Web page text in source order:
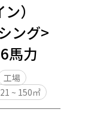
）
ング>
馬力
工場
~ 150㎡